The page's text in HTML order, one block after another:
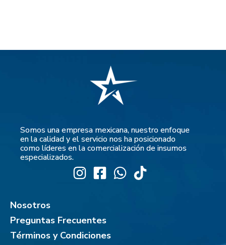
Somos una empresa mexicana, nuestro enfoque
en la calidad y el servicio nos ha posicionado
como líderes en la comercialización de insumos
especializados.
Nosotros
Preguntas Frecuentes
Términos y Condiciones